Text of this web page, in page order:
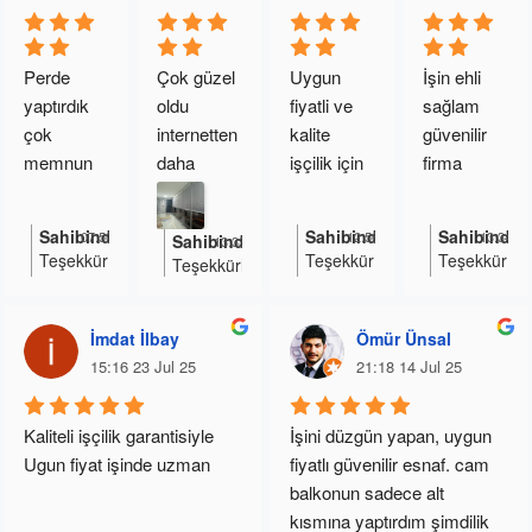
kaldık
güvenilir
kaçirmasin
Fatih beye
çok
teşekkür
ederim
Perde
yaptırdık
çok
memnun
ilgiliydi
teşekkür
ediyorum
çok
beyefendi
birisi
Sahibinden yanıt
07:50 15 Oct 25
Teşekkür
günlerde
kullanın
Çok güzel
oldu
internetten
daha
uygun
fiyata geldi
takmasiyla
beraber
asla
takamazm
Sahibinden yanıt
13:33 02 Oct 25
Teşekkürler
Uygun
fiyatli ve
kalite
işçilik için
r evime
cam
balkon
hem
mahrumiy
et hemde
güneşten
koruyor
Sahibinden yanıt
12:56 28 Aug 25
Teşekkür
önermeye
devam
ederseniz
herkese
en iyi
kalite ve
uygun
fiyatlı
plise
İşin ehli
sağlam
güvenilir
firma
sağlık
arkadaşlar.
13:34
Teşekkür
İmdat İlbay
15:16 23 Jul 25
Kaliteli işçilik garantisiyle
Ugun fiyat işinde uzman
Ömür Ünsal
21:18 14 Jul 25
İşini düzgün yapan, uygun
fiyatlı güvenilir esnaf. cam
balkonun sadece alt
kısmına yaptırdım şimdilik